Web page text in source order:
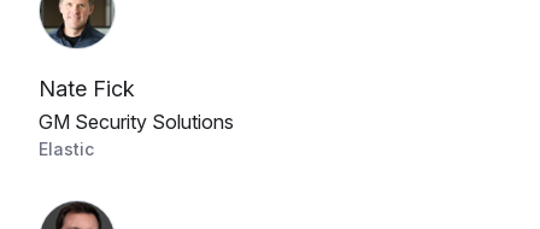
Nate Fick
GM Security Solutions
Elastic